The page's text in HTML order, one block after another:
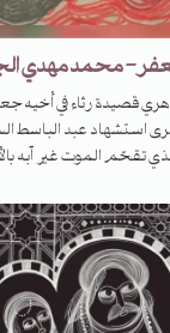
محمد مهدي
استشهاد عبد الباسط